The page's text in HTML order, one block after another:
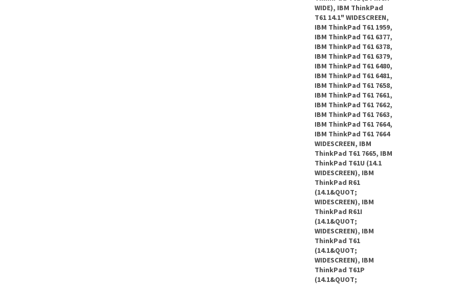
WIDE), IBM ThinkPad
T61 14.1" WIDESCREEN,
IBM ThinkPad T61 1959,
IBM ThinkPad T61 6377,
IBM ThinkPad T61 6378,
IBM ThinkPad T61 6379,
IBM ThinkPad T61 6480,
IBM ThinkPad T61 6481,
IBM ThinkPad T61 7658,
IBM ThinkPad T61 7661,
IBM ThinkPad T61 7662,
IBM ThinkPad T61 7663,
IBM ThinkPad T61 7664,
IBM ThinkPad T61 7664
WIDESCREEN, IBM
ThinkPad T61 7665, IBM
ThinkPad T61U (14.1
WIDESCREEN), IBM
ThinkPad R61
(14.1&QUOT;
WIDESCREEN), IBM
ThinkPad R61I
(14.1&QUOT;
WIDESCREEN), IBM
ThinkPad T61
(14.1&QUOT;
WIDESCREEN), IBM
ThinkPad T61P
(14.1&QUOT;